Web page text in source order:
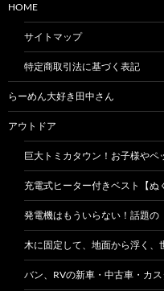
HOME
サイトマップ
特定商取引法に基づく表記
らーめん大好き田中さん
アウトドア
巨大トミカタウン！お子様やペ
充電式ヒーター付きベスト【ぬ
発電機はもういらない！話題の
木に固定して、地面から浮く、
バン、RVの新車・中古車・カス